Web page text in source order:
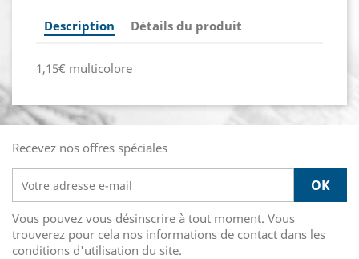
Description Détails du produit
1,15€ multicolore
Recevez nos offres spéciales
Vous pouvez vous désinscrire à tout moment. Vous
trouverez pour cela nos informations de contact dans les
conditions d'utilisation du site.